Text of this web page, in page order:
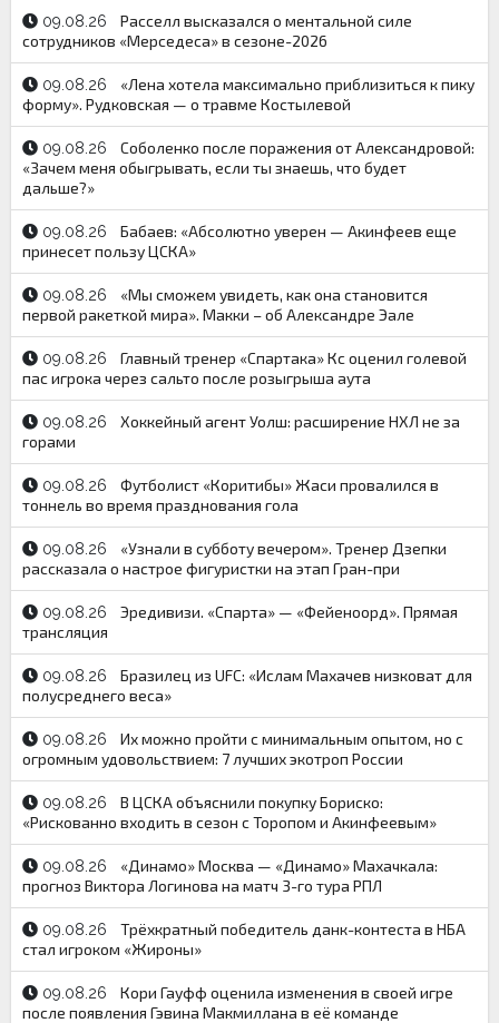
09.08.26
Расселл высказался о ментальной силе
сотрудников «Мерседеса» в сезоне-2026
09.08.26
«Лена хотела максимально приблизиться к пику
форму». Рудковская — о травме Костылевой
09.08.26
Соболенко после поражения от Александровой:
«Зачем меня обыгрывать, если ты знаешь, что будет
дальше?»
09.08.26
Бабаев: «Абсолютно уверен — Акинфеев еще
принесет пользу ЦСКА»
09.08.26
«Мы сможем увидеть, как она становится
первой ракеткой мира». Макки – об Александре Эале
09.08.26
Главный тренер «Спартака» Кс оценил голевой
пас игрока через сальто после розыгрыша аута
09.08.26
Хоккейный агент Уолш: расширение НХЛ не за
горами
09.08.26
Футболист «Коритибы» Жаси провалился в
тоннель во время празднования гола
09.08.26
«Узнали в субботу вечером». Тренер Дзепки
рассказала о настрое фигуристки на этап Гран-при
09.08.26
Эредивизи. «Спарта» — «Фейеноорд». Прямая
трансляция
09.08.26
Бразилец из UFC: «Ислам Махачев низковат для
полусреднего веса»
09.08.26
Их можно пройти с минимальным опытом, но с
огромным удовольствием: 7 лучших экотроп России
09.08.26
В ЦСКА объяснили покупку Бориско:
«Рискованно входить в сезон с Торопом и Акинфеевым»
09.08.26
«Динамо» Москва — «Динамо» Махачкала:
прогноз Виктора Логинова на матч 3-го тура РПЛ
09.08.26
Трёхкратный победитель данк-контеста в НБА
стал игроком «Жироны»
09.08.26
Кори Гауфф оценила изменения в своей игре
после появления Гэвина Макмиллана в её команде